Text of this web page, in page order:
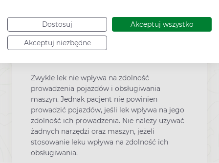
Dostosuj Akceptuj wszystko
Akceptuj niezbędne
leku należy poradzić się lekarza lub
farmaceuty.
Prowadzenie pojazdów
Zwykle lek nie wpływa na zdolność
prowadzenia pojazdów i obsługiwania
maszyn. Jednak pacjent nie powinien
prowadzić pojazdów, jeśli lek wpływa na jego
zdolność ich prowadzenia. Nie należy używać
żadnych narzędzi oraz maszyn, jeżeli
stosowanie leku wpływa na zdolność ich
obsługiwania.